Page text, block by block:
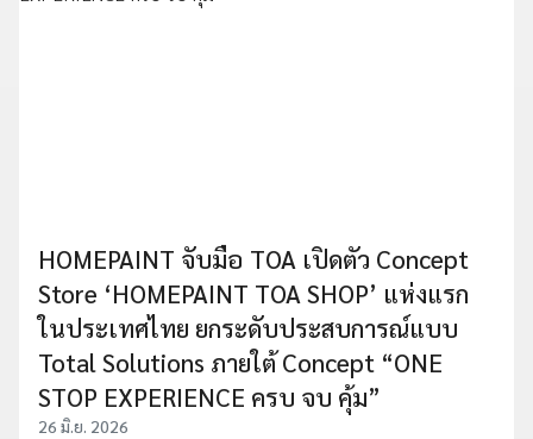
HOMEPAINT จับมือ TOA เปิดตัว Concept
Store ‘HOMEPAINT TOA SHOP’ แห่งแรก
ในประเทศไทย ยกระดับประสบการณ์แบบ
Total Solutions ภายใต้ Concept “ONE
STOP EXPERIENCE ครบ จบ คุ้ม”
26 มิ.ย. 2026